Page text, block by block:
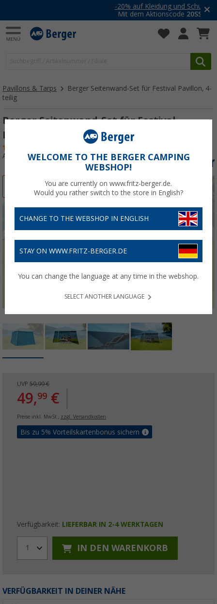
-20% auf Kleidung und Schuhe
Mit dem Aktionscode20SSV
Pavillons & Tarps
Berger Seitenwand-Set für Festival Pavillon, 4-
teilig
Berger Seitenwand-Set für Festival
Pavillon, 4-teilig
Art.-Nr.: 329440
UVP 59,99 €
49,99 €
Preise inkl. MwSt., zzgl. Versandkosten
Bis zu 5% Vorteilskartenbonus sichern
Verfügbarkeit: LIEFERBAR IN 2-4 WERKTAGEN
1 IN DEN WARENKORB
VERFÜGBARKEIT IN DEINER NÄHE
WELCOME TO THE BERGER CAMPING
WEBSHOP!
You are currently on www.fritz-berger.de.
Would you rather switch to the store in English?
CHANGE TO THE WEBSHOP IN ENGLISH
STAY ON WWW.FRITZ-BERGER.DE
You can change the language at any time in the webshop.
SELECT ANOTHER LANGUAGE